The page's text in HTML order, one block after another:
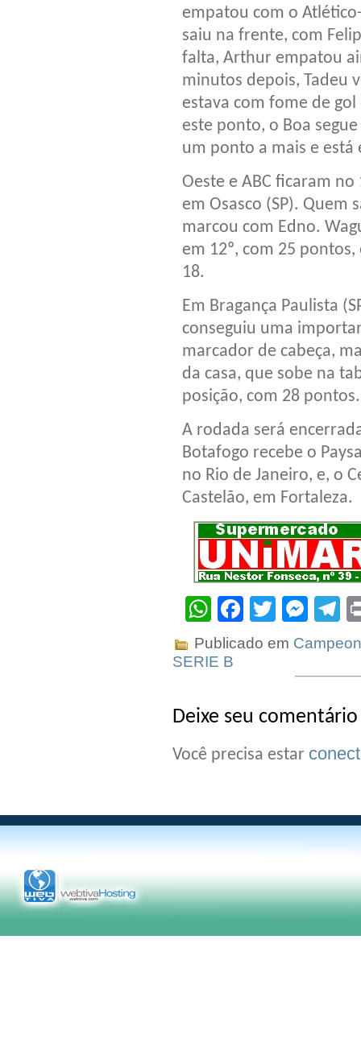
empatou com o
saiu na frente, com
falta, Arthur empatou
minutos depois, Tadeu
estava com fome de gol
este ponto, o Boa
um ponto a mais e está
Oeste e ABC ficaram
em Osasco (SP).
marcou com Edno.
em 12º, com 25
18.
Em Bragança Paulista
conseguiu uma
marcador de cabeça,
da casa, que sobe na
posição, com 28
A rodada será
Botafogo recebe o
no Rio de Janeiro, e, o
Castelão, em Fortaleza.
WhatsApp
Facebook
Twitter
Publicado em
SERIE B
Deixe seu comentário
Você precisa estar